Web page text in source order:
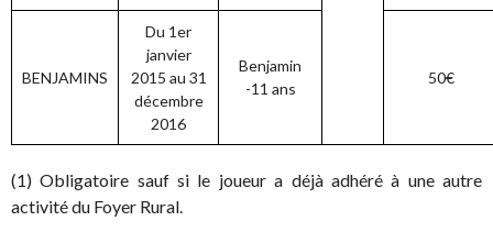
BENJAMINS
Du 1er
janvier
2015 au 31
décembre
2016
Benjamin
-11 ans
50€
(1) Obligatoire sauf si le joueur a déjà adhéré à une autre
activité du Foyer Rural.